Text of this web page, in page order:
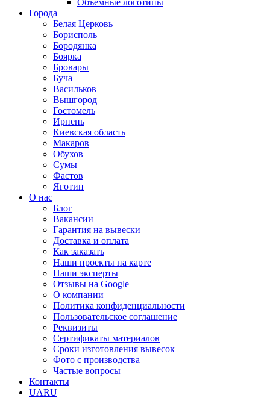
Объемные логотипы
Города
Белая Церковь
Борисполь
Бородянка
Боярка
Бровары
Буча
Васильков
Вышгород
Гостомель
Ирпень
Киевская область
Макаров
Обухов
Сумы
Фастов
Яготин
О нас
Блог
Вакансии
Гарантия на вывески
Доставка и оплата
Как заказать
Наши проекты на карте
Наши эксперты
Отзывы на Google
О компании
Политика конфиденциальности
Пользовательское соглашение
Реквизиты
Сертификаты материалов
Сроки изготовления вывесок
Фото с производства
Частые вопросы
Контакты
UARU